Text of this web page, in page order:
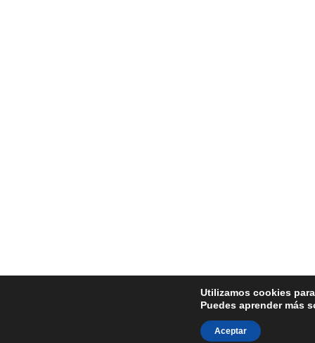
Utilizamos cookies
Puedes aprender más
Aceptar